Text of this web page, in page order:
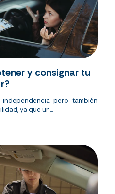
y consignar tu
pero también
ya que un...